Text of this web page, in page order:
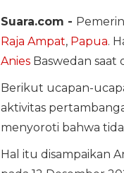
Suara.com -
Raja Ampat, Papua.
AniesBaswedan saat
Berikut ucapan-
aktivitas
menyoroti bahwa
Hal itu disampaikan